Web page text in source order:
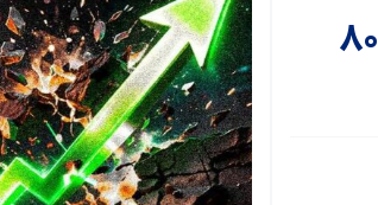
بیت‌کوین در دو راهی حساس؛ صعود به ۸۰